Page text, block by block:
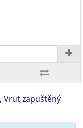
, Vrut zapuštěný